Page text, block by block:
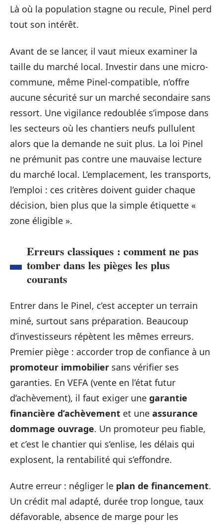
Là où la population stagne ou recule, Pinel perd
tout son intérêt.
Avant de se lancer, il vaut mieux examiner la
taille du marché local. Investir dans une micro-
commune, même Pinel-compatible, n’offre
aucune sécurité sur un marché secondaire sans
ressort. Une vigilance redoublée s’impose dans
les secteurs où les chantiers neufs pullulent
alors que la demande ne suit plus. La loi Pinel
ne prémunit pas contre une mauvaise lecture
du marché local. L’emplacement, les transports,
l’emploi : ces critères doivent guider chaque
décision, bien plus que la simple étiquette «
zone éligible ».
Erreurs classiques : comment ne pas
tomber dans les pièges les plus
courants
Entrer dans le Pinel, c’est accepter un terrain
miné, surtout sans préparation. Beaucoup
d’investisseurs répètent les mêmes erreurs.
Premier piège : accorder trop de confiance à un
promoteur immobilier sans vérifier ses
garanties. En VEFA (vente en l’état futur
d’achèvement), il faut exiger une garantie
financière d’achèvement et une assurance
dommage ouvrage. Un promoteur peu fiable,
et c’est le chantier qui s’enlise, les délais qui
explosent, la rentabilité qui s’effondre.
Autre erreur : négliger le plan de financement.
Un crédit mal adapté, durée trop longue, taux
défavorable, absence de marge pour les